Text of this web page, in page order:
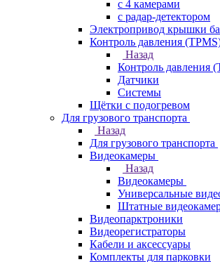
с 4 камерами
с радар-детектором
Электропривод крышки
Контроль давления
Назад
Контроль давления
Датчики
Системы
Щётки с подогревом
Для грузового транспорта
Назад
Для грузового транспорта
Видеокамеры
Назад
Видеокамеры
Универсальные
Штатные
Видеопарктроники
Видеорегистраторы
Кабели и аксессуары
Комплекты для парковки